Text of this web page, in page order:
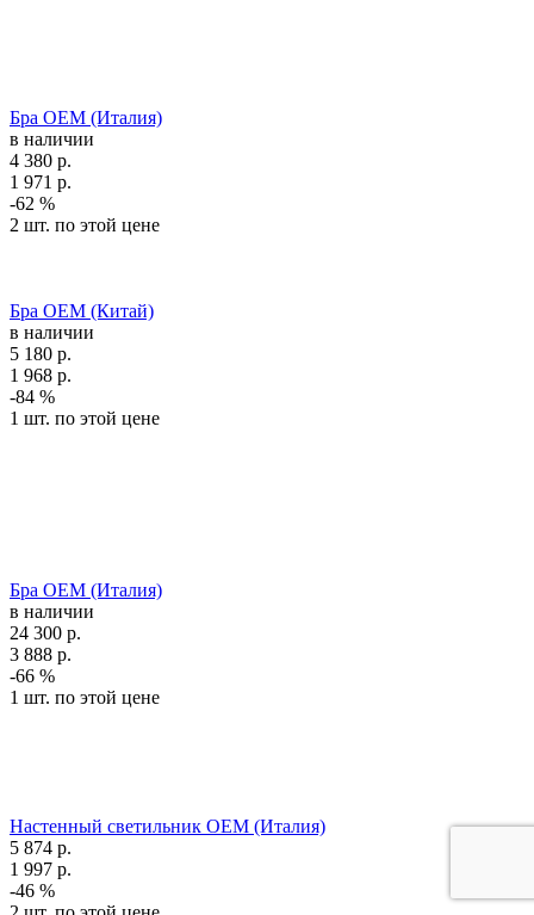
Бра OEM (Италия)
в наличии
4 380 р.
1 971 р.
-62 %
2 шт. по этой цене
Бра OEM (Китай)
в наличии
5 180 р.
1 968 р.
-84 %
1 шт. по этой цене
Бра OEM (Италия)
в наличии
24 300 р.
3 888 р.
-66 %
1 шт. по этой цене
Настенный светильник OEM (Италия)
5 874 р.
1 997 р.
-46 %